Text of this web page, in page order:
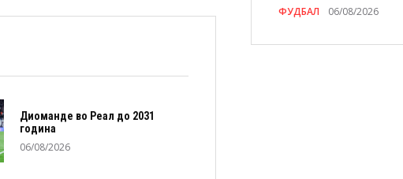
Диоманде во Реал до 2031
година
06/08/2026
ФУДБАЛ 06/08/2026